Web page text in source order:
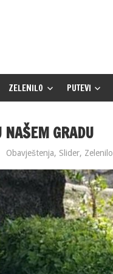
ZELENILO PUTEVI
GRADU
Obavještenja, Slider, Zelenilo